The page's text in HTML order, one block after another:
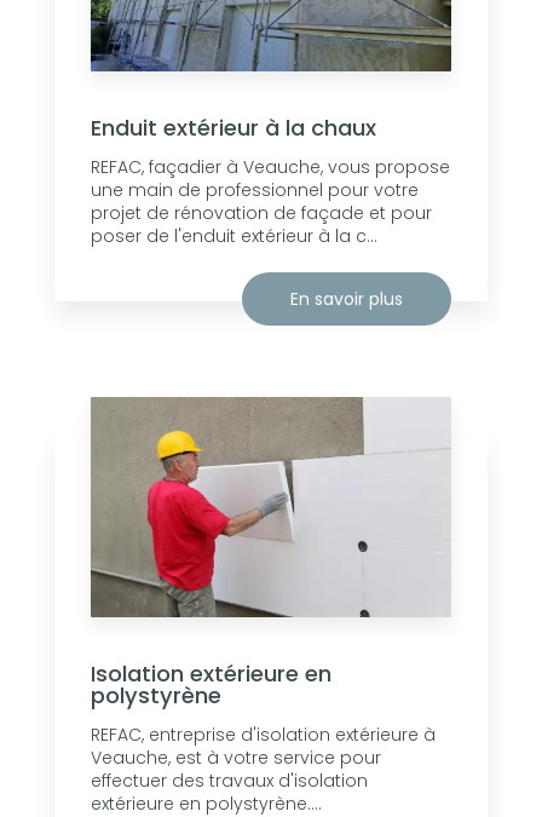
Enduit extérieur à la chaux
REFAC, façadier à Veauche, vous propose
une main de professionnel pour votre
projet de rénovation de façade et pour
poser de l'enduit extérieur à la c...
En savoir plus
Isolation extérieure en
polystyrène
REFAC, entreprise d'isolation extérieure à
Veauche, est à votre service pour
effectuer des travaux d'isolation
extérieure en polystyrène....